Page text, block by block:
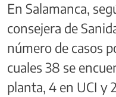
En Salamanca,
consejera de
número de casos
cuales 38 se
planta, 4 en UCI y